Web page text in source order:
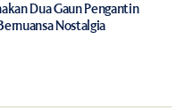
Dua Gaun Pengantin
Nostalgia